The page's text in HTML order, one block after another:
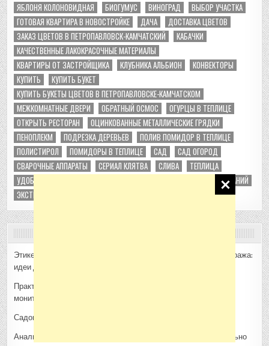
ЯБЛОНЯ КОЛОНОВИДНАЯ
БИОГУМУС ВИНОГРАД
ВЫБОР УЧАСТКА
ГОТОВАЯ КВАРТИРА В НОВОСТРОЙКЕ
ДАЧА
ДОСТАВКА ЦВЕТОВ
ЗАКАЗ ЦВЕТОВ В ПЕТРОПАВЛОВСК-КАМЧАТСКИЙ
КАБАЧКИ
КАЧЕСТВЕННЫЕ ЛАКОКРАСОЧНЫЕ МАТЕРИАЛЫ
КВАРТИРЫ ОТ ЗАСТРОЙЩИКА
КЛУБНИКА АЛЬБИОН
КОНВЕКТОРЫ
КУПИТЬ
КУПИТЬ БУКЕТ
КУПИТЬ БУКЕТЫ ЦВЕТОВ В ПЕТРОПАВЛОВСКЕ-КАМЧАТСКОМ
МЕЖКОМНАТНЫЕ ДВЕРИ
ОБРАТНЫЙ ОСМОС
ОГУРЦЫ В ТЕПЛИЦЕ
ОТКРЫТЬ РЕСТОРАН
ОЦИНКОВАННЫЕ МЕТАЛЛИЧЕСКИЕ ГРЯДКИ
ПЕНОПЛЕКМ
ПОДРЕЗКА ДЕРЕВЬЕВ
ПОЛИВ ПОМИДОР В ТЕПЛИЦЕ
ПОЛИСТИРОЛ
ПОМИДОРЫ В ТЕПЛИЦЕ САД
САД ОГОРОД
СВАРОЧНЫЕ АППАРАТЫ
СЕРИАЛ КЛЯТВА СЛИВА
ТЕПЛИЦА
УДОБРЕНИЯ
ЭКСПЕРТИЗА ЗДАНИЙ
ЭКСТРУЗИОННЫЙ ПЕНОПОЛИСТИРОЛ
Этикетки для продукции: что важно учесть перед печатью тиража:
идеи для отдела маркетинга
Практический взгляд на программную платформу для
мониторинга продуктов
Садовая техника CHAMPION: что пригодится на участке
Анализ воды для участка и дома: когда проверка действительно